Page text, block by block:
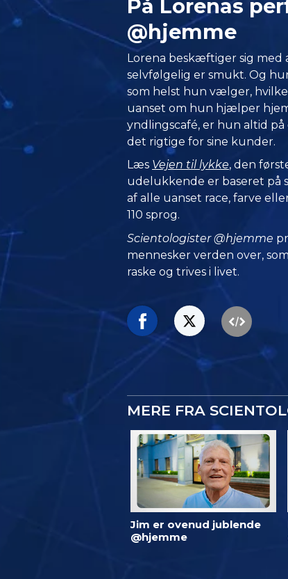
På Lorenas
@hjemme
Lorena beskæftiger sig
selvfølgelig er smukt. Og
som helst hun vælger,
uanset om hun hjælper
yndlingscafé, er hun altid
det rigtige for sine kunder.
Læs Vejen til lykke, den
udelukkende er baseret på
af alle uanset race, farve
110 sprog.
Scientologister @hjemme
mennesker verden over,
raske og trives i livet.
MERE FRA
Jim er ovenud jublende
@hjemme